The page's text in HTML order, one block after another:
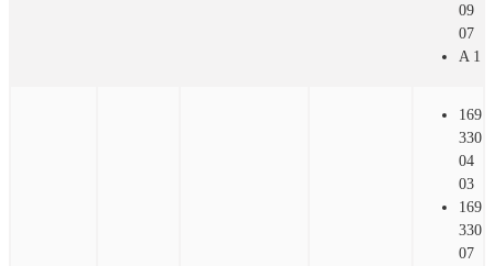
09
07
A 1
169
330
04
03
169
330
07